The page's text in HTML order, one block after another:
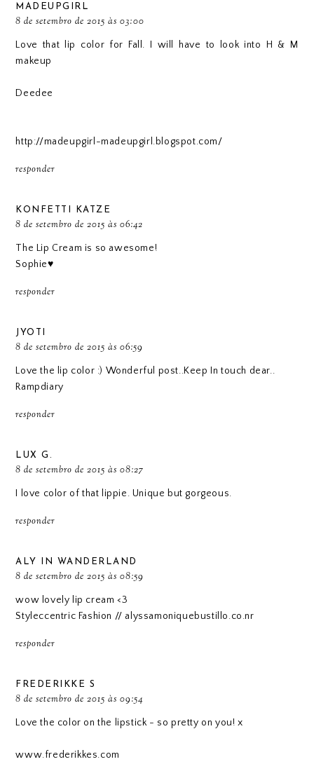
MADEUPGIRL
8 de setembro de 2015 às 03:00
Love that lip color for Fall. I will have to look into H & M
makeup
Deedee
http://madeupgirl-madeupgirl.blogspot.com/
responder
KONFETTI KATZE
8 de setembro de 2015 às 06:42
The Lip Cream is so awesome!
Sophie♥
responder
JYOTI
8 de setembro de 2015 às 06:59
Love the lip color :) Wonderful post..Keep In touch dear..
Rampdiary
responder
LUX G.
8 de setembro de 2015 às 08:27
I love color of that lippie. Unique but gorgeous.
responder
ALY IN WANDERLAND
8 de setembro de 2015 às 08:59
wow lovely lip cream <3
Styleccentric Fashion // alyssamoniquebustillo.co.nr
responder
FREDERIKKE S
8 de setembro de 2015 às 09:54
Love the color on the lipstick - so pretty on you! x
www.frederikkes.com